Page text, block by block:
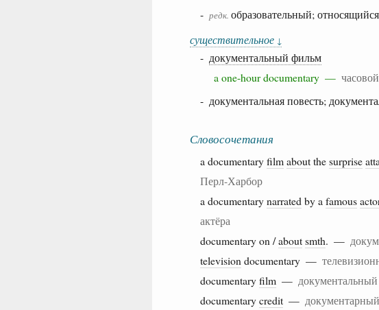
- редк. образовательный;
существительное ↓
- документальный фильм
a one-hour documentary —
- документальная повесть;
Словосочетания
a documentaryfilmaboutthesurprise
Перл-Харбор
a documentarynarrated by a famous
актёра
documentary on /aboutsmth. —
television documentary —
documentaryfilm —
documentarycredit —